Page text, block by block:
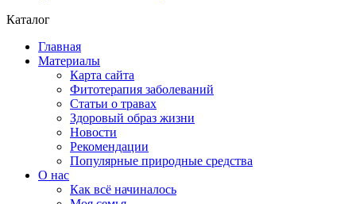
Каталог
Главная
Материалы
Карта сайта
Фитотерапия заболеваний
Статьи о травах
Здоровый образ жизни
Новости
Рекомендации
Популярные природные средства
О нас
Как всё начиналось